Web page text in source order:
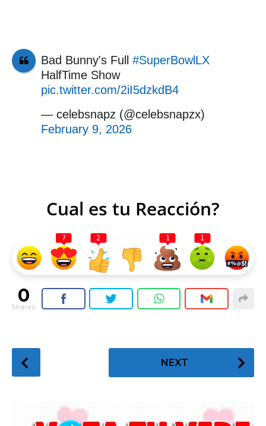
Bad Bunny's Full #SuperBowlLX
HalfTime Show
pic.twitter.com/2iI5dzkdB4
— celebsnapz (@celebsnapzx)
February 9, 2026
Cual es tu Reacción?
7 2 1 1
0
Shares
o
NEXT